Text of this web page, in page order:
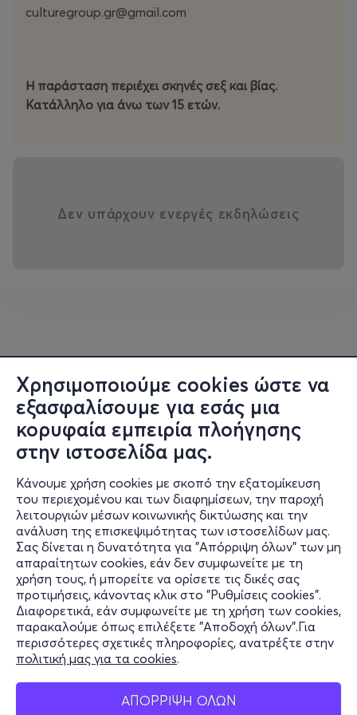
Χρησιμοποιούμε cookies ώστε να
εξασφαλίσουμε για εσάς μια
κορυφαία εμπειρία πλοήγησης
στην ιστοσελίδα μας.
Κάνουμε χρήση cookies με σκοπό την εξατομίκευση
του περιεχομένου και των διαφημίσεων, την παροχή
λειτουργιών μέσων κοινωνικής δικτύωσης και την
ανάλυση της επισκεψιμότητας των ιστοσελίδων μας.
Σας δίνεται η δυνατότητα για "Απόρριψη όλων" των μη
απαραίτητων cookies, εάν δεν συμφωνείτε με τη
χρήση τους, ή μπορείτε να ορίσετε τις δικές σας
προτιμήσεις, κάνοντας κλικ στο "Ρυθμίσεις cookies".
Διαφορετικά, εάν συμφωνείτε με τη χρήση των cookies,
παρακαλούμε όπως επιλέξετε "Αποδοχή όλων".Για
περισσότερες σχετικές πληροφορίες, ανατρέξτε στην
πολιτική μας για τα cookies.
ΑΠΟΡΡΙΨΗ ΟΛΩΝ
και δεν μπορεί να δεχθεί το τέλος της.
"Λεωφορείο ο Πόθος" μας παραδίδει μια σκληρή
αφήνει το λεωφορείο με το παράδοξο όνομα "Πόθος",
θα έρθει αντιμέτωπη με το τραύμα της και όλες τις
ανεκπλήρωτες επιθυμίες.
Η αναμέτρηση της Μπλανς και του Στάνλεϋ είναι
οριακή. Η μάχη για επικράτηση θα φτάσει στο πιο
φρικιαστικό τέλος.
Ο Στάνλεϋ Κοβάλσκι, Πολωνός μετανάστης -
τραυματισμένος από τον ρατσισμό - σε μια Αμερική
που καλπάζει και προσπαθεί να ορθοποδήσει, και
υπόσχεται οικονομική ανέλιξη στην εργατική τάξη και
από την άλλη η Μπλανς Ντυμπουά: μια έκπτωτη
γαιοκτήμονας που έχει χρεοκοπήσει αλλά ακόμα ζει
στο παρελθόν, στη φαντασίωση της ευημερίας αλλά και
μέσα στα αδιαχείριστα τραύματα της νιότης της (μια
εποχή και μια τάξη που έχει τελειώσει και δεν μπορεί να
δεχτεί το τέλος της).
culturegroup.gr@gmail.com
Η παράσταση περιέχει σκηνές σεξ και βίας.
Κατάλληλο για άνω των 15 ετών.
Δεν υπάρχουν ενεργές εκδηλώσεις
Πληροφορίες
Υποστήριξη
Stay Connected
Mobile app